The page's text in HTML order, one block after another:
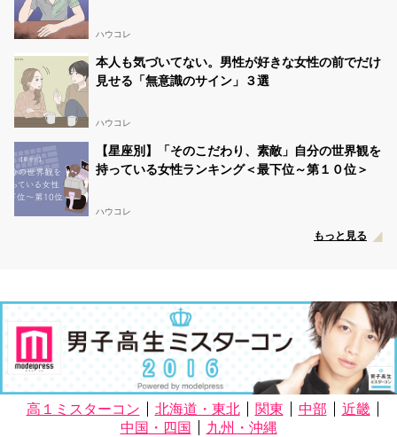
ハウコレ
本人も気づいてない。男性が好きな女性の前でだけ
見せる「無意識のサイン」３選
ハウコレ
【星座別】「そのこだわり、素敵」自分の世界観を
持っている女性ランキング＜最下位～第１０位＞
ハウコレ
もっと見る
高１ミスターコン 北海道・東北 関東 中部
近畿
中国・四国
九州・沖縄